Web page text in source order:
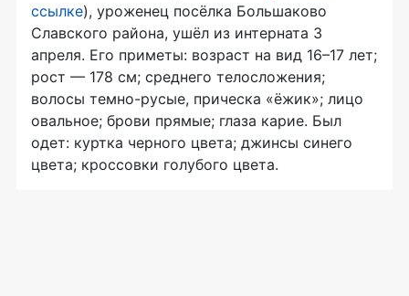
ссылке), уроженец посёлка Большаково
Славского района, ушёл из интерната 3
апреля. Его приметы: возраст на вид 16–17 лет;
рост — 178 см; среднего телосложения;
волосы темно-русые, прическа «ёжик»; лицо
овальное; брови прямые; глаза карие. Был
одет: куртка черного цвета; джинсы синего
цвета; кроссовки голубого цвета.